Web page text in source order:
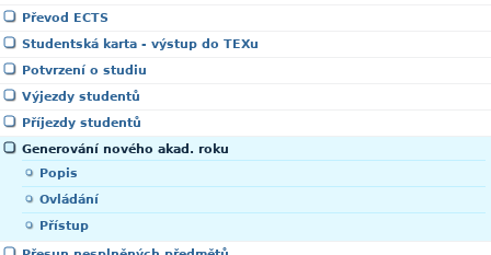
Převod ECTS
Studentská karta - výstup do TEXu
Potvrzení o studiu
Výjezdy studentů
Příjezdy studentů
Generování nového akad. roku
Popis
Ovládání
Přístup